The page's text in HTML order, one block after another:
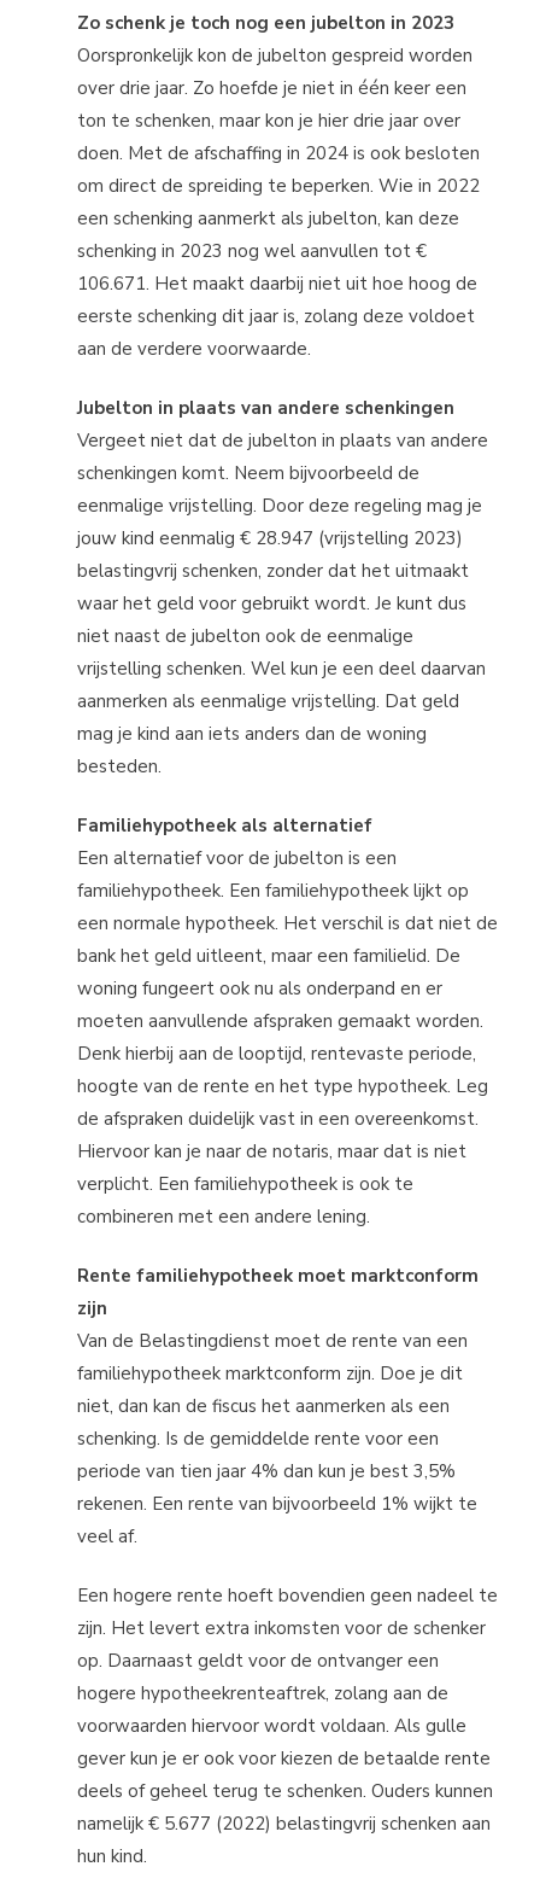
Zo schenk je toch nog een jubelton in 2023
Oorspronkelijk kon de jubelton gespreid worden
over drie jaar. Zo hoefde je niet in één keer een
ton te schenken, maar kon je hier drie jaar over
doen. Met de afschaffing in 2024 is ook besloten
om direct de spreiding te beperken. Wie in 2022
een schenking aanmerkt als jubelton, kan deze
schenking in 2023 nog wel aanvullen tot €
106.671. Het maakt daarbij niet uit hoe hoog de
eerste schenking dit jaar is, zolang deze voldoet
aan de verdere voorwaarde.
Jubelton in plaats van andere schenkingen
Vergeet niet dat de jubelton in plaats van andere
schenkingen komt. Neem bijvoorbeeld de
eenmalige vrijstelling. Door deze regeling mag je
jouw kind eenmalig € 28.947 (vrijstelling 2023)
belastingvrij schenken, zonder dat het uitmaakt
waar het geld voor gebruikt wordt. Je kunt dus
niet naast de jubelton ook de eenmalige
vrijstelling schenken. Wel kun je een deel daarvan
aanmerken als eenmalige vrijstelling. Dat geld
mag je kind aan iets anders dan de woning
besteden.
Familiehypotheek als alternatief
Een alternatief voor de jubelton is een
familiehypotheek. Een familiehypotheek lijkt op
een normale hypotheek. Het verschil is dat niet de
bank het geld uitleent, maar een familielid. De
woning fungeert ook nu als onderpand en er
moeten aanvullende afspraken gemaakt worden.
Denk hierbij aan de looptijd, rentevaste periode,
hoogte van de rente en het type hypotheek. Leg
de afspraken duidelijk vast in een overeenkomst.
Hiervoor kan je naar de notaris, maar dat is niet
verplicht. Een familiehypotheek is ook te
combineren met een andere lening.
Rente familiehypotheek moet marktconform
zijn
Van de Belastingdienst moet de rente van een
familiehypotheek marktconform zijn. Doe je dit
niet, dan kan de fiscus het aanmerken als een
schenking. Is de gemiddelde rente voor een
periode van tien jaar 4% dan kun je best 3,5%
rekenen. Een rente van bijvoorbeeld 1% wijkt te
veel af.
Een hogere rente hoeft bovendien geen nadeel te
zijn. Het levert extra inkomsten voor de schenker
op. Daarnaast geldt voor de ontvanger een
hogere hypotheekrenteaftrek, zolang aan de
voorwaarden hiervoor wordt voldaan. Als gulle
gever kun je er ook voor kiezen de betaalde rente
deels of geheel terug te schenken. Ouders kunnen
namelijk € 5.677 (2022) belastingvrij schenken aan
hun kind.